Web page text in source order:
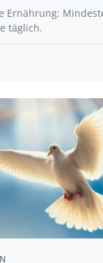
Ernährung:
täglich.